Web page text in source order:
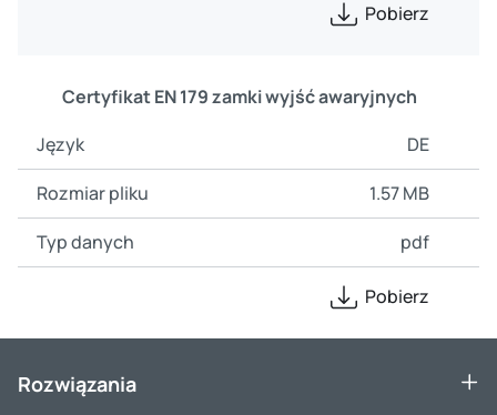
Pobierz
Certyfikat EN 179 zamki wyjść awaryjnych
DE
1.57 MB
pdf
Pobierz
Rozwiązania